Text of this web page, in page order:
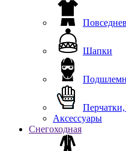
Шапки
Аксессуары
Снегоходная